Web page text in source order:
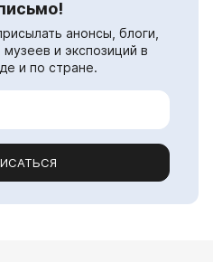
анонсы, блоги,
и экспозиций в
и по стране.